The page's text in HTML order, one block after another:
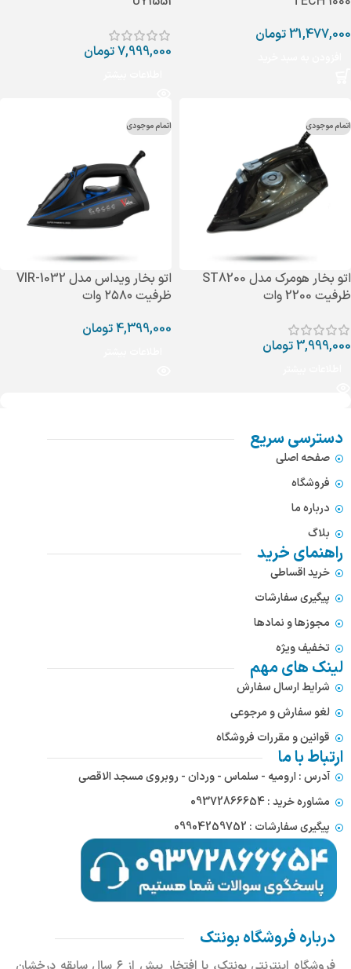
31,477,000تومان
7,999,000تومان
اتمام موجودی
اتو بخار هومرک مدل ST8200
ظرفیت 2200 وات
3,999,000تومان
اتمام موجودی
اتو بخار ویداس مدل VIR-1032
ظرفیت ۲۵۸۰ وات
4,399,000تومان
دسترسی سریع
صفحه اصلی
فروشگاه
درباره ما
بلاگ
راهنمای خرید
خرید اقساطی
پیگیری سفارشات
مجوزها و نمادها
تخفیف ویژه
لینک های مهم
شرایط ارسال سفارش
لغو سفارش و مرجوعی
قوانین و مقررات فروشگاه
ارتباط با ما
آدرس : ارومیه - سلماس - وردان - روبروی مسجد الاقصی
مشاوره خرید : 09372866654
پیگیری سفارشات : 09904259752
درباره فروشگاه بونتک